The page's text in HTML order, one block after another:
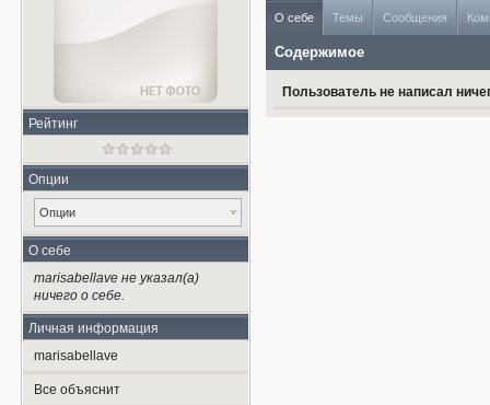
Рейтинг
Опции
Опции
О себе
marisabellave не указал(а)
ничего о себе.
Личная информация
marisabellave
Все объяснит
О себе Темы Сообщения
Содержимое
Пользователь не написал